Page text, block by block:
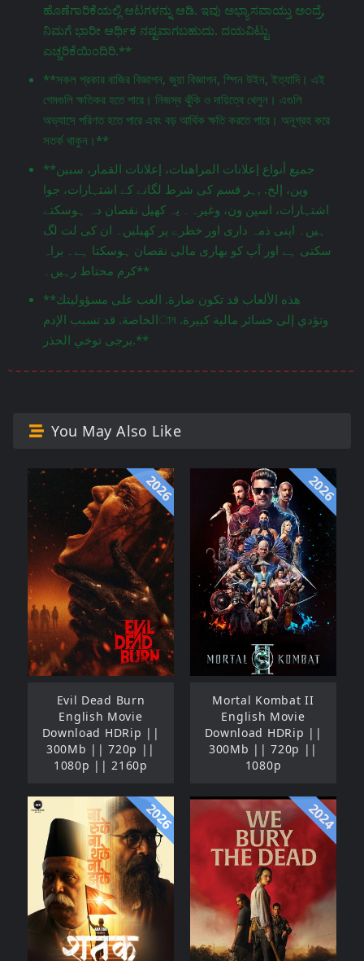
ಹೊಣೆಗಾರಿಕೆಯಲ್ಲಿ ಆಟಗಳನ್ನು ಆಡಿ. ಇವು ಅಭ್ಯಾಸವಾಯ್ತು ಅಂದ್ರೆ,
ನಿಮಗೆ ಭಾರೀ ಆರ್ಥಿಕ ನಷ್ಟವಾಗಬಹುದು. ದಯವಿಟ್ಟು
ಎಚ್ಚರಿಕೆಯಿಂದಿರಿ.**
**সকল প্রকার বাজির বিজ্ঞাপন, জুয়া বিজ্ঞাপন, স্পিন উইন, ইত্যাদি। এই
গেমগুলি ক্ষতিকর হতে পারে। নিজস্ব ঝুঁকি ও দায়িত্বে খেলুন। এগুলি
অভ্যাসে পরিণত হতে পারে এবং বড় আর্থিক ক্ষতি করতে পারে। অনুগ্রহ করে
সতর্ক থাকুন।**
**جميع أنواع إعلانات المراهنات، إعلانات القمار، سبين
وين، إلخ. ,ہر قسم کی شرط لگانے کے اشتہارات، جوا
اشتہارات، اسپن ون، وغیرہ۔ یہ کھیل نقصان دہ ہوسکتے
ہیں۔ اپنی ذمہ داری اور خطرے پر کھیلیں۔ ان کی لت لگ
سکتی ہے اور آپ کو بھاری مالی نقصان ہوسکتا ہے۔ براہ
کرم محتاط رہیں۔**
**هذه الألعاب قد تكون ضارة. العب على مسؤوليتك
الخاصة. قد تسبب الإدمান وتؤدي إلى خسائر مالية كبيرة.
يرجى توخي الحذر.**
You May Also Like
2026
Evil Dead Burn
English Movie
Download HDRip ||
300Mb || 720p ||
1080p || 2160p
2026
Mortal Kombat II
English Movie
Download HDRip ||
300Mb || 720p ||
1080p
2026 2024